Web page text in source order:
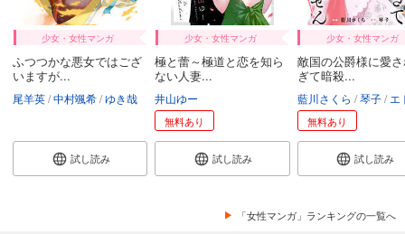
融点～とけあい～【タテヨミ】第36話
82円 (税込)
カート
試し読み
あらすじを表示する
融点～とけあい～【タテヨミ】第37話
82
カート
試し読み
少女・女性マンガ
ふつつかな悪女ではござ
いますが...
尾羊英 中村颯希 ゆき哉
試し読み
少女・女性マンガ
極と蕾～極道と恋を知ら
ない人妻...
井山ゆー
無料あり
試し読み
少女・女性マンガ
敵国の公爵様に愛
ぎて暗殺...
藍川さくら 琴子 エトワー
無料あり
試し読み
「女性マンガ」ランキングの一覧へ